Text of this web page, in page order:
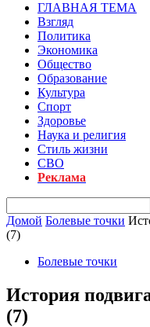
ГЛАВНАЯ ТЕМА
Взгляд
Политика
Экономика
Общество
Образование
Культура
Спорт
Здоровье
Наука и религия
Стиль жизни
СВО
Реклама
Домой Болевые точки
(7)
Болевые точки
История
(7)